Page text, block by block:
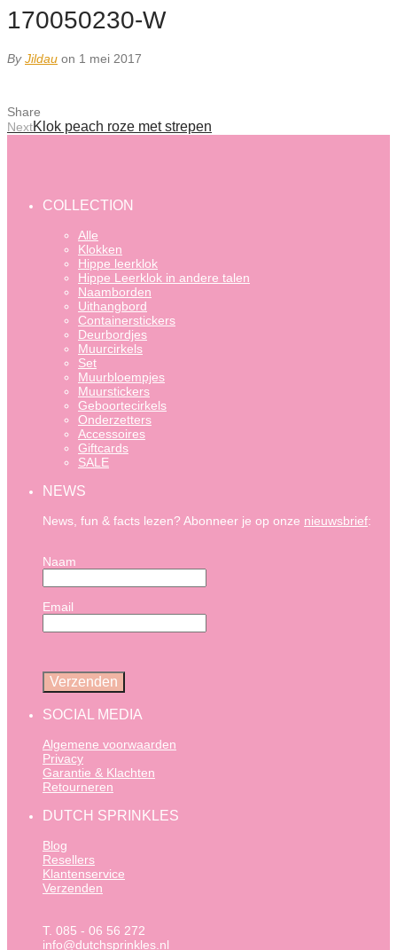
170050230-W
ByJildau on 1 mei 2017
Share
NextKlok peach roze met strepen
COLLECTION
Alle
Klokken
Hippe leerklok
Hippe Leerklok in andere talen
Naamborden
Uithangbord
Containerstickers
Deurbordjes
Muurcirkels
Set
Muurbloempjes
Muurstickers
Geboortecirkels
Onderzetters
Accessoires
Giftcards
SALE
NEWS
News, fun & facts lezen? Abonneer je op onze nieuwsbrief:
Naam
Email
SOCIAL MEDIA
Algemene voorwaarden
Privacy
Garantie & Klachten
Retourneren
DUTCH SPRINKLES
Blog
Resellers
Klantenservice
Verzenden
T. 085 - 06 56 272
info@dutchsprinkles.nl